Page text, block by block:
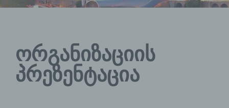
ორგანიზაციის
პრეზენტაცია